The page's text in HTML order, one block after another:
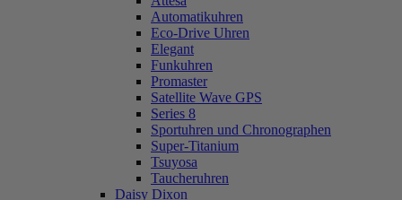
Automatikuhren
Eco-Drive Uhren
Elegant
Funkuhren
Promaster
Satellite Wave GPS
Series 8
Sportuhren und Chronographen
Super-Titanium
Tsuyosa
Taucheruhren
Daisy Dixon